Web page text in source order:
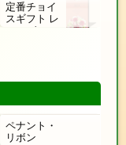
定番チョイ
スギフト レ
ローゼ
ペナント・
リボン